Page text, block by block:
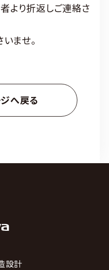
より折返しご連絡さ
ませ。
へ戻る
設計